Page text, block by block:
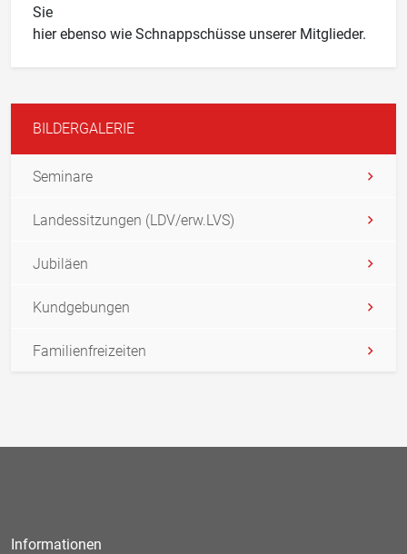
Sie
hier ebenso wie Schnappschüsse unserer Mitglieder.
BILDERGALERIE
Seminare
Landessitzungen (LDV/erw.LVS)
Jubiläen
Kundgebungen
Familienfreizeiten
Informationen